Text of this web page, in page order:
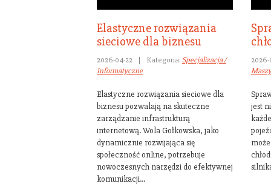
Elastyczne rozwiązania
sieciowe dla biznesu
2026-04-22 | Kategoria:Specjalizacja /
Informatyczne
Elastyczne rozwiązania sieciowe dla
biznesu pozwalają na skuteczne
zarządzanie infrastrukturą
internetową. Wola Gołkowska, jako
dynamicznie rozwijająca się
społeczność online, potrzebuje
nowoczesnych narzędzi do efektywnej
komunikacji...
2026-
jest